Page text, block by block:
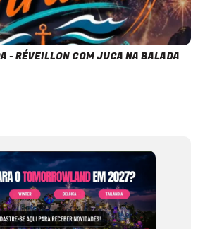
- RÉVEILLON COM JUCA NA BALADA